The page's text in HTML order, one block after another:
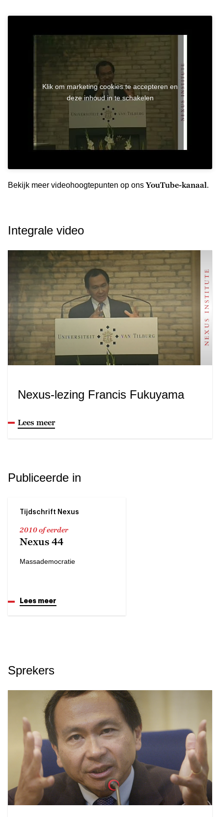
Klik om marketing cookies te accepteren en
deze inhoud in te schakelen
Bekijk meer videohoogtepunten op onsYouTube-kanaal.
Integrale video
Nexus-lezing Francis Fukuyama
Lees meer
Publiceerde in
Tijdschrift Nexus
2010 of eerder
Nexus 44
Massademocratie
Lees meer
Sprekers